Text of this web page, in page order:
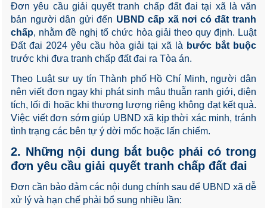
Đơn yêu cầu giải quyết tranh chấp đất đai tại xã là văn
bản người dân gửi đến UBND cấp xã nơi có đất tranh
chấp, nhằm đề nghị tổ chức hòa giải theo quy định. Luật
Đất đai 2024 yêu cầu hòa giải tại xã là bước bắt buộc
trước khi đưa tranh chấp đất đai ra Tòa án.
Theo Luật sư uy tín Thành phố Hồ Chí Minh, người dân
nên viết đơn ngay khi phát sinh mâu thuẫn ranh giới, diện
tích, lối đi hoặc khi thương lượng riêng không đạt kết quả.
Việc viết đơn sớm giúp UBND xã kịp thời xác minh, tránh
tình trạng các bên tự ý dời mốc hoặc lấn chiếm.
2. Những nội dung bắt buộc phải có trong
đơn yêu cầu giải quyết tranh chấp đất đai
Đơn cần bảo đảm các nội dung chính sau để UBND xã dễ
xử lý và hạn chế phải bổ sung nhiều lần: